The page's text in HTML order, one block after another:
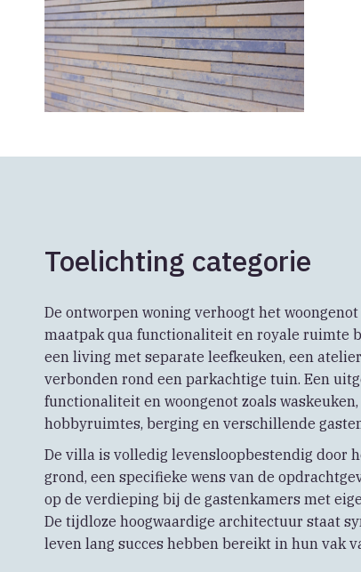
Toelichting categorie
De ontworpen woning verhoogt het
maatpak qua functionaliteit en royale ruimte
een living met separate leefkeuken, een
verbonden rond een parkachtige tuin. Een
functionaliteit en woongenot zoals
hobbyruimtes, berging en verschillende
De villa is volledig levensloopbestendig door
grond, een specifieke wens van de
op de verdieping bij de gastenkamers met
De tijdloze hoogwaardige architectuur staat
leven lang succes hebben bereikt in hun vak